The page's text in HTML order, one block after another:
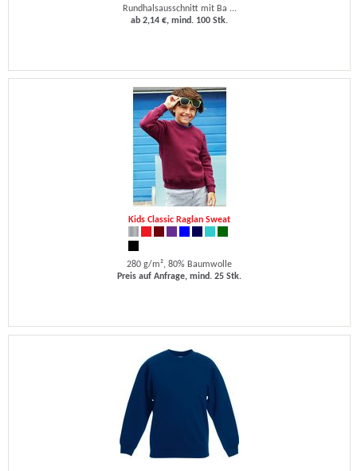
Rundhalsausschnitt mit Ba ...
ab 2,14 €, mind. 100 Stk.
Kids Classic Raglan Sweat
280 g/m², 80% Baumwolle
Preis auf Anfrage, mind. 25 Stk.